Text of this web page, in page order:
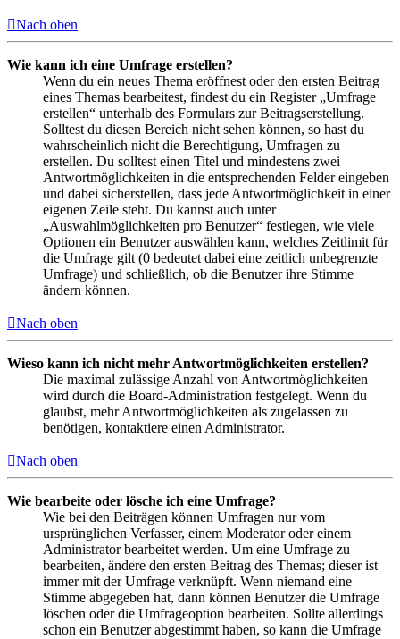
Nach oben
Wie kann ich eine Umfrage erstellen?
Wenn du ein neues Thema eröffnest oder den ersten Beitrag
eines Themas bearbeitest, findest du ein Register „Umfrage
erstellen“ unterhalb des Formulars zur Beitragserstellung.
Solltest du diesen Bereich nicht sehen können, so hast du
wahrscheinlich nicht die Berechtigung, Umfragen zu
erstellen. Du solltest einen Titel und mindestens zwei
Antwortmöglichkeiten in die entsprechenden Felder eingeben
und dabei sicherstellen, dass jede Antwortmöglichkeit in einer
eigenen Zeile steht. Du kannst auch unter
„Auswahlmöglichkeiten pro Benutzer“ festlegen, wie viele
Optionen ein Benutzer auswählen kann, welches Zeitlimit für
die Umfrage gilt (0 bedeutet dabei eine zeitlich unbegrenzte
Umfrage) und schließlich, ob die Benutzer ihre Stimme
ändern können.
Nach oben
Wieso kann ich nicht mehr Antwortmöglichkeiten erstellen?
Die maximal zulässige Anzahl von Antwortmöglichkeiten
wird durch die Board-Administration festgelegt. Wenn du
glaubst, mehr Antwortmöglichkeiten als zugelassen zu
benötigen, kontaktiere einen Administrator.
Nach oben
Wie bearbeite oder lösche ich eine Umfrage?
Wie bei den Beiträgen können Umfragen nur vom
ursprünglichen Verfasser, einem Moderator oder einem
Administrator bearbeitet werden. Um eine Umfrage zu
bearbeiten, ändere den ersten Beitrag des Themas; dieser ist
immer mit der Umfrage verknüpft. Wenn niemand eine
Stimme abgegeben hat, dann können Benutzer die Umfrage
löschen oder die Umfrageoption bearbeiten. Sollte allerdings
schon ein Benutzer abgestimmt haben, so kann die Umfrage